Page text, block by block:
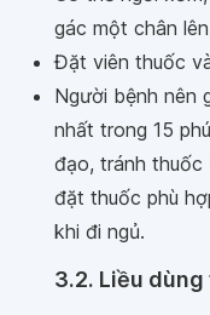
gác một chân
Đặt viên thuốc
Người bệnh nên
nhất trong 15
đạo, tránh thuốc
đặt thuốc phù
khi đi ngủ.
3.2. Liều